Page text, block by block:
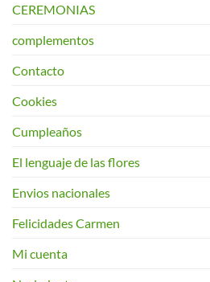
CEREMONIAS
complementos
Contacto
Cookies
Cumpleaños
El lenguaje de las flores
Envios nacionales
Felicidades Carmen
Mi cuenta